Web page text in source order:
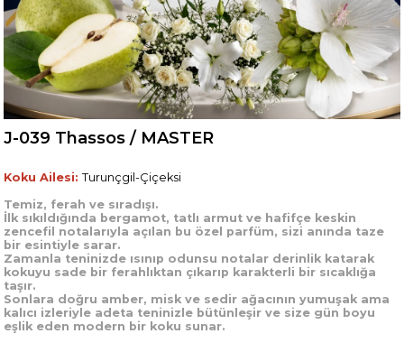
J-039 Thassos / MASTER
Koku Ailesi: Turunçgil-Çiçeksi
Temiz, ferah ve sıradışı.
İlk sıkıldığında bergamot, tatlı armut ve hafifçe keskin
zencefil notalarıyla açılan bu özel parfüm, sizi anında taze
bir esintiyle sarar.
Zamanla teninizde ısınıp odunsu notalar derinlik katarak
kokuyu sade bir ferahlıktan çıkarıp karakterli bir sıcaklığa
taşır.
Sonlara doğru amber, misk ve sedir ağacının yumuşak ama
kalıcı izleriyle adeta teninizle bütünleşir ve size gün boyu
eşlik eden modern bir koku sunar.